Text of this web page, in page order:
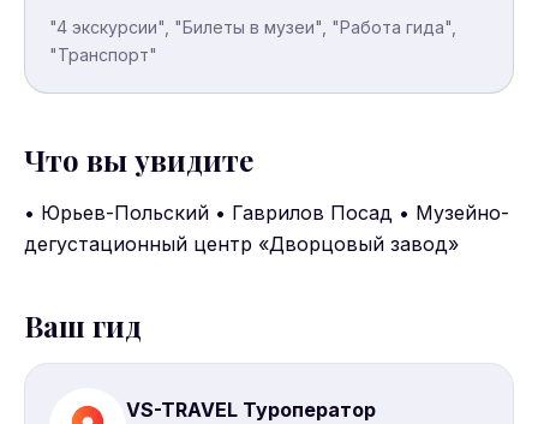
"4 экскурсии", "Билеты в музеи", "Работа гида",
"Транспорт"
Что вы увидите
• Юрьев-Польский • Гаврилов Посад • Музейно-
дегустационный центр «Дворцовый завод»
Ваш гид
VS-TRAVEL Туроператор